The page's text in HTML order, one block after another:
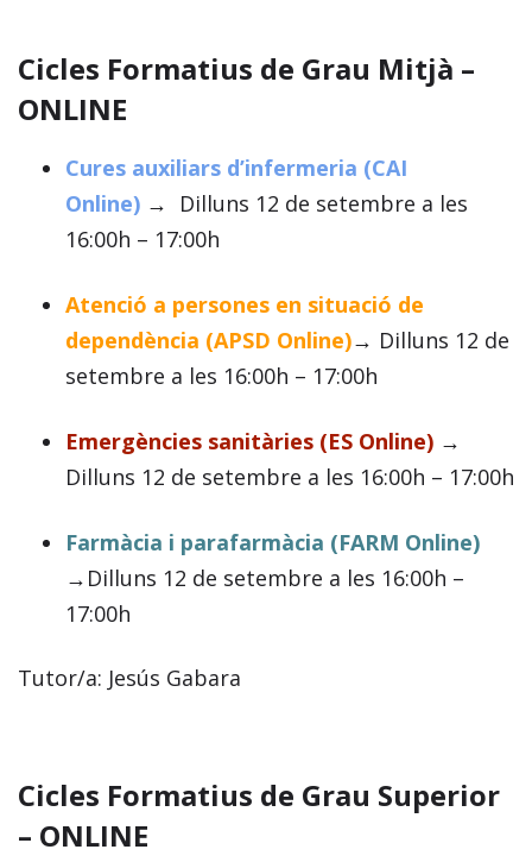
Cicles Formatius de Grau Mitjà –
ONLINE
Cures auxiliars d’infermeria (CAI
Online) →
Dilluns 12 de setembre a les
16:00h – 17:00h
Atenció a persones en situació de
dependència (APSD Online)→ Dilluns 12 de
setembre a les 16:00h – 17:00h
Emergències sanitàries (ES Online) →
Dilluns 12 de setembre a les 16:00h – 17:00h
Farmàcia i parafarmàcia (FARM Online)
→ Dilluns 12 de setembre a les 16:00h –
17:00h
Tutor/a: Jesús Gabara
Cicles Formatius de Grau Superior
– ONLINE